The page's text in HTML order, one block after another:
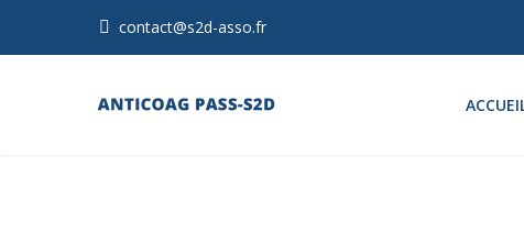
contact@s2d-asso.fr